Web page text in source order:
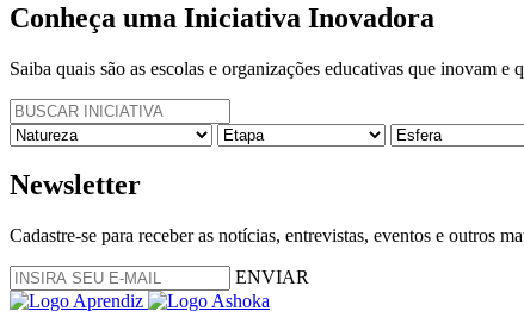
Conheça uma Iniciativa Inovadora
Saiba quais são as escolas e organizações educativas que inovam
Newsletter
Cadastre-se para receber as notícias, entrevistas, eventos e outros
ENVIAR